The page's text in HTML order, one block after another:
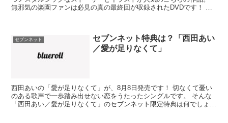
無邪気の楽園ファンは必見の真の最終回が収録されたDVDです！ そ
セブンネット
セブンネット特典は？「西田あい
／愛が足りなくて」
西田あいの「愛が足りなくて」が、8月8日発売です！ 切なくて憂い
のある歌声で一歩踏み出せない恋をうたったシングルです。 そんな
「西田あい／愛が足りなくて」のセブンネット限定特典は何でしょ